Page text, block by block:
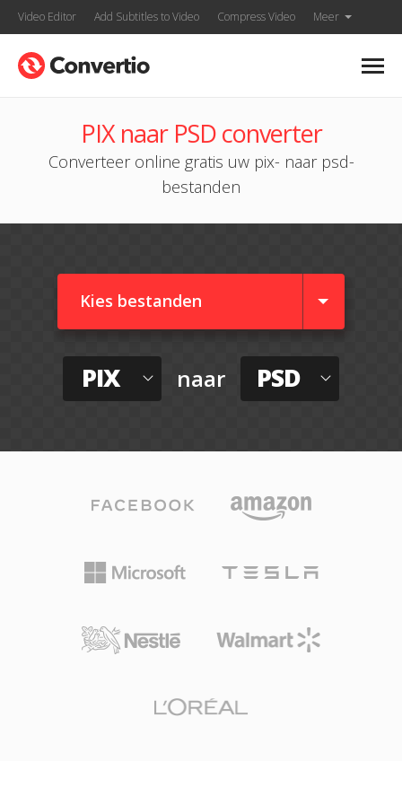
Video Editor Add Subtitles to Video Compress Video Meer
PIX naar PSD converter
Converteer online gratis uw pix- naar psd-
bestanden
Kies bestanden
PIX naar PSD